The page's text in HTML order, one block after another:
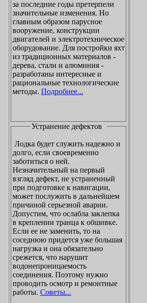
за последние годы претерпели
значительные изменения. Но
главным образом парусное
вооружение, конструкции
двигателей и электротехническое
оборудование. Для постройки яхт
из традиционных материалов -
дерева, стали и алюминия -
разработаны интересные и
рациональные технологические
методы. Подробнее...
Устранение дефектов
Лодка будет служить надежно и
долго, если своевременно
заботиться о ней.
Незначительный на первый
взгляд дефект, не устраненный
при подготовке к навигации,
может послужить в дальнейшем
причиной серьезной аварии.
Допустим, что ослабла заклепка
в креплении транца к обшивке.
Если ее не заменить, то на
соседнюю придется уже большая
нагрузка и она обязательно
срежется, что нарушит
водонепроницаемость
соединения. Поэтому нужно
проводить осмотр и ремонтные
работы. Советы...